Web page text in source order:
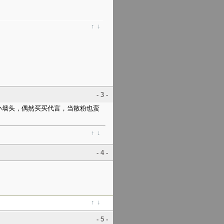
↑ ↓
- 3 -
头，偶然买买代言，当散粉也蛮
↑ ↓
- 4 -
↑ ↓
- 5 -